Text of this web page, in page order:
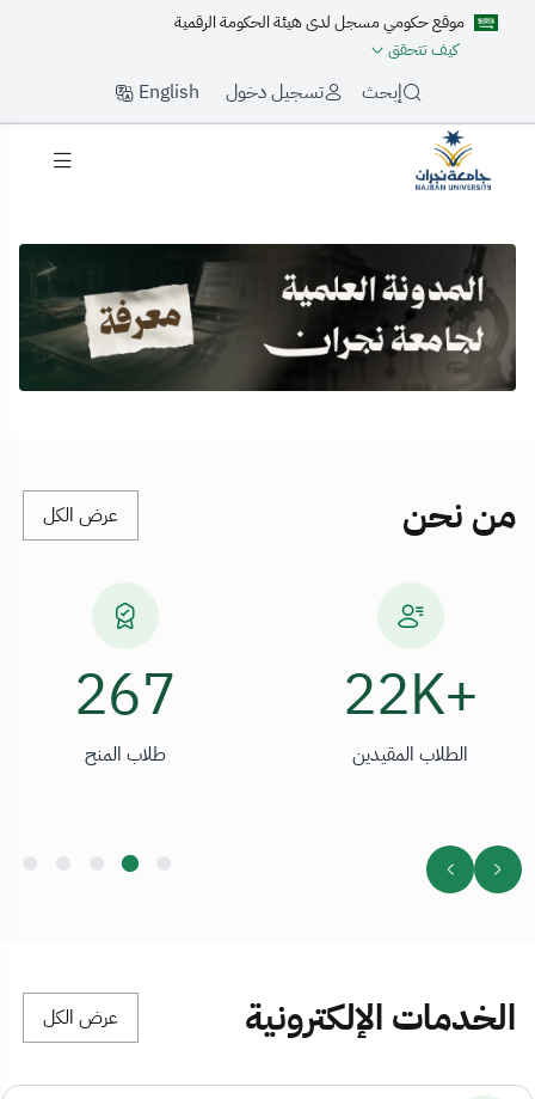
موقع حكومي مسجل لدى هيئة الحكومة الرقمية
كيف تتحقق
إبحث تسجيل دخول English
الرئيسية
من نحن عرض الكل
+22K
الطلاب المقيدين
394
طلاب المنح
الخدمات الإلكترونية عرض الكل